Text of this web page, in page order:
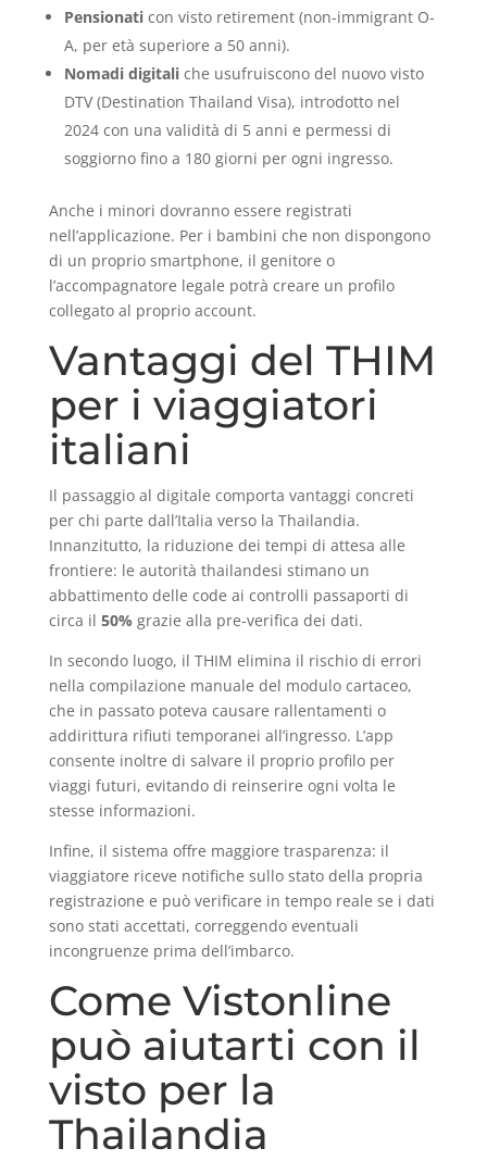
Pensionaticon visto retirement (non-immigrant O-
A, per età superiore a 50 anni).
Nomadi digitaliche usufruiscono del nuovo visto
DTV (Destination Thailand Visa), introdotto nel
2024 con una validità di 5 anni e permessi di
soggiorno fino a 180 giorni per ogni ingresso.
Anche i minori dovranno essere registrati
nell’applicazione. Per i bambini che non dispongono
di un proprio smartphone, il genitore o
l’accompagnatore legale potrà creare un profilo
collegato al proprio account.
Vantaggi del THIM
per i viaggiatori
italiani
Il passaggio al digitale comporta vantaggi concreti
per chi parte dall’Italia verso la Thailandia.
Innanzitutto, la riduzione dei tempi di attesa alle
frontiere: le autorità thailandesi stimano un
abbattimento delle code ai controlli passaporti di
circa il 50% grazie alla pre-verifica dei dati.
In secondo luogo, il THIM elimina il rischio di errori
nella compilazione manuale del modulo cartaceo,
che in passato poteva causare rallentamenti o
addirittura rifiuti temporanei all’ingresso. L’app
consente inoltre di salvare il proprio profilo per
viaggi futuri, evitando di reinserire ogni volta le
stesse informazioni.
Infine, il sistema offre maggiore trasparenza: il
viaggiatore riceve notifiche sullo stato della propria
registrazione e può verificare in tempo reale se i dati
sono stati accettati, correggendo eventuali
incongruenze prima dell’imbarco.
Come Vistonline
può aiutarti con il
visto per la
Thailandia